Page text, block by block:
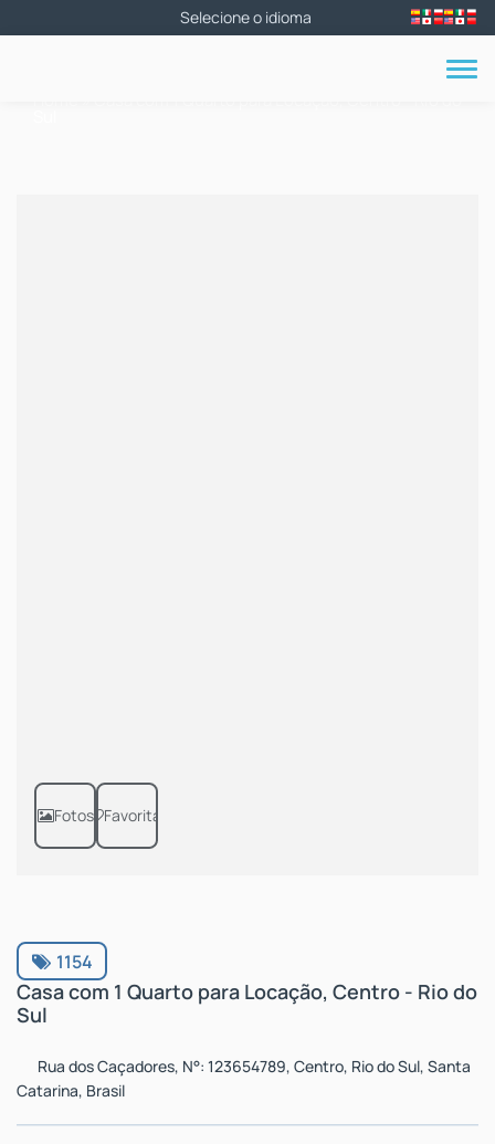
Fotos Favoritar
Casa com 1 Quarto para Locação, Centro - Rio do
Sul
1154
Rua dos Caçadores, N°: 123654789, Centro, Rio do Sul, Santa
Catarina, Brasil